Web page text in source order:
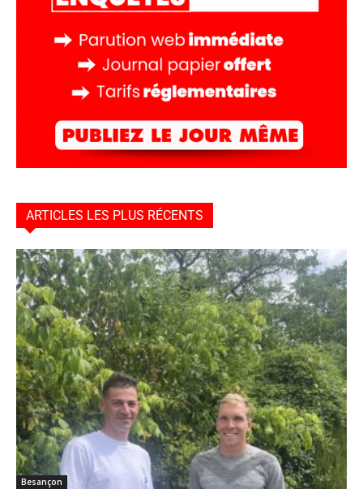
ARTICLES LES PLUS RÉCENTS
Besançon